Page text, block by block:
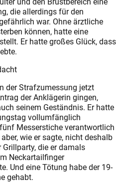
die allerdings für den
war. Ohne ärztliche
können, hatte eine
Er hatte großes Glück, dass
der Strafzumessung jetzt
der Anklägerin gingen,
seinem Geständnis. Er hatte
vollumfänglich
Messerstiche verantwortlich
wie er sagte, nicht deshalb
die er damals
Neckar­tailfinger
Und eine Tötung habe der 19-
gehabt.